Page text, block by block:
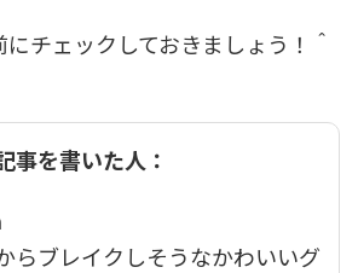
チェックしておきましょう！＾
事を書いた人：
らブレイクしそうなかわいいグ